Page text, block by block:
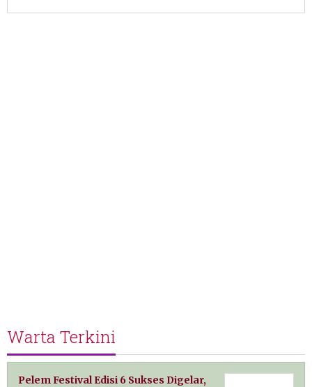
Warta Terkini
Pelem Festival Edisi 6 Sukses Digelar,